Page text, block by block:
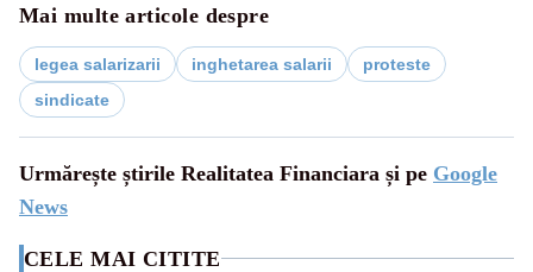
Mai multe articole despre
legea salarizarii inghetarea salarii
proteste
sindicate
Urmărește știrile Realitatea Financiara și pe Google
News
CELE MAI CITITE